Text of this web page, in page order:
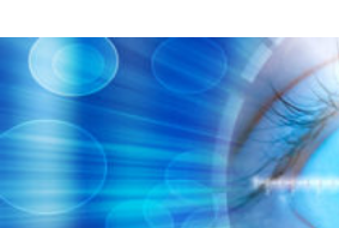
to
contentvinivida.lk